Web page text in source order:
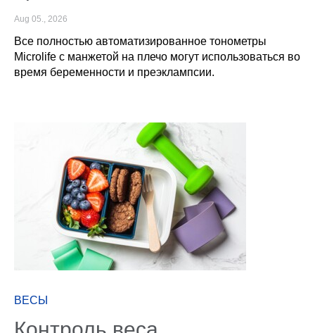
Aug 05., 2026
Все полностью автоматизированное тонометры
Microlife с манжетой на плечо могут использоваться во
время беременности и преэклампсии.
ВЕСЫ